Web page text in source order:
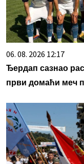
06. 08. 2026 12:17
Ђердап сазнао
први домаћи меч